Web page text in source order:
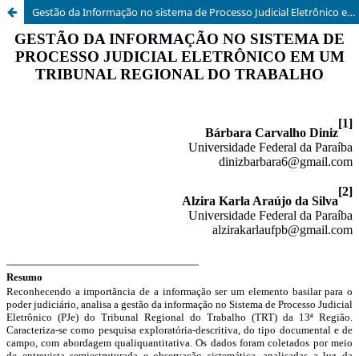
Gestão da Informação no sistema de Processo Judicial Eletrônico em um Tribunal Regional do Trabalho